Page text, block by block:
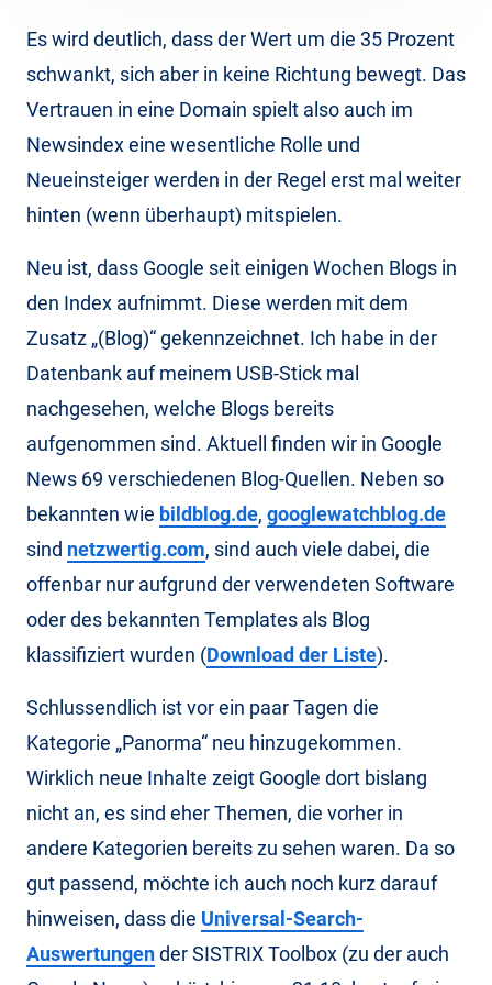
Es wird deutlich, dass der Wert um die 35 Prozent
schwankt, sich aber in keine Richtung bewegt. Das
Vertrauen in eine Domain spielt also auch im
Newsindex eine wesentliche Rolle und
Neueinsteiger werden in der Regel erst mal weiter
hinten (wenn überhaupt) mitspielen.
Neu ist, dass Google seit einigen Wochen Blogs in
den Index aufnimmt. Diese werden mit dem
Zusatz „(Blog)“ gekennzeichnet. Ich habe in der
Datenbank auf meinem USB-Stick mal
nachgesehen, welche Blogs bereits
aufgenommen sind. Aktuell finden wir in Google
News 69 verschiedenen Blog-Quellen. Neben so
bekannten wie bildblog.de, googlewatchblog.de
sind netzwertig.com, sind auch viele dabei, die
offenbar nur aufgrund der verwendeten Software
oder des bekannten Templates als Blog
klassifiziert wurden (Download der Liste).
Schlussendlich ist vor ein paar Tagen die
Kategorie „Panorma“ neu hinzugekommen.
Wirklich neue Inhalte zeigt Google dort bislang
nicht an, es sind eher Themen, die vorher in
andere Kategorien bereits zu sehen waren. Da so
gut passend, möchte ich auch noch kurz darauf
hinweisen, dass die Universal-Search-
Auswertungender SISTRIX Toolbox (zu der auch